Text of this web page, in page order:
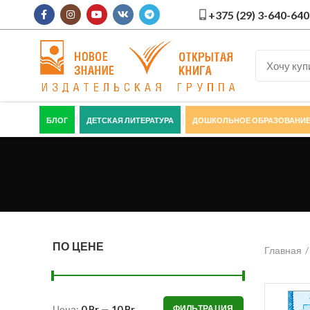
+375 (29) 3-640-640
БЛОГ ДЕТСКАЯ ЛИТЕРАТУРА ДОШКОЛЬНОЕ ОБРАЗОВАНИЕ
ПО ЦЕНЕ Главная